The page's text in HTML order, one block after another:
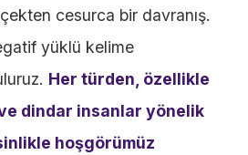
cesurca bir davranış.
yüklü kelime
Her türden, özellikle
dindar insanlar yönelik
hoşgörümüz